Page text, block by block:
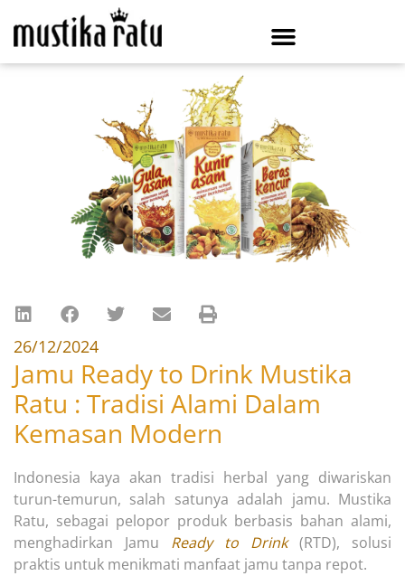
26/12/2024
Jamu Ready to Drink Mustika
Ratu : Tradisi Alami Dalam
Kemasan Modern
Indonesia kaya akan tradisi herbal yang diwariskan
turun-temurun, salah satunya adalah jamu. Mustika
Ratu, sebagai pelopor produk berbasis bahan alami,
menghadirkan Jamu Ready to Drink (RTD), solusi
praktis untuk menikmati manfaat jamu tanpa repot.